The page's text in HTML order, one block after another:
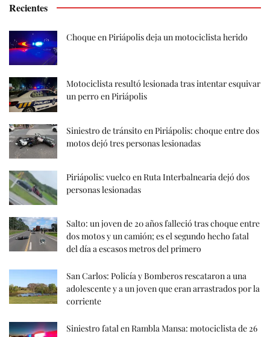
Recientes
Choque en Piriápolis deja un motociclista herido
Motociclista resultó lesionada tras intentar esquivar
un perro en Piriápolis
Siniestro de tránsito en Piriápolis: choque entre dos
motos dejó tres personas lesionadas
Piriápolis: vuelco en Ruta Interbalnearia dejó dos
personas lesionadas
Salto: un joven de 20 años falleció tras choque entre
dos motos y un camión; es el segundo hecho fatal
del día a escasos metros del primero
San Carlos: Policía y Bomberos rescataron a una
adolescente y a un joven que eran arrastrados por la
corriente
Siniestro fatal en Rambla Mansa: motociclista de 26